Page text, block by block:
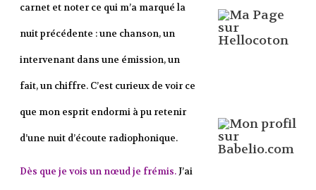
carnet et noter ce qui m’a marqué la
nuit précédente : une chanson, un
intervenant dans une émission, un
fait, un chiffre. C’est curieux de voir ce
que mon esprit endormi à pu retenir
d’une nuit d’écoute radiophonique.
Dès que je vois un nœud je frémis.J’ai